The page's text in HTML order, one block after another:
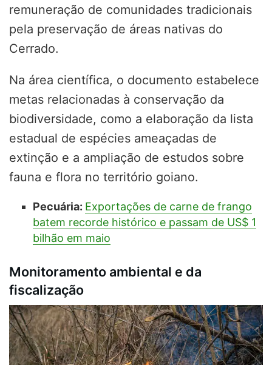
remuneração de comunidades tradicionais
pela preservação de áreas nativas do
Cerrado.
Na área científica, o documento estabelece
metas relacionadas à conservação da
biodiversidade, como a elaboração da lista
estadual de espécies ameaçadas de
extinção e a ampliação de estudos sobre
fauna e flora no território goiano.
Pecuária: Exportações de carne de frango
batem recorde histórico e passam de US$ 1
bilhão em maio
Monitoramento ambiental e da
fiscalização